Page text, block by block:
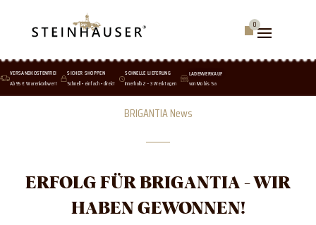
0
Warenkorb
VERSANDKOSTENFREI
Ab 95 € Warenkorbwert
SICHER SHOPPEN
Schnell • einfach • direkt
SCHNELLE LIEFERUNG
Innerhalb 2 – 3 Werktagen
LADENVERKAUF
von Mo bis Sa
BRIGANTIA News
ERFOLG FÜR BRIGANTIA - WIR
HABEN GEWONNEN!